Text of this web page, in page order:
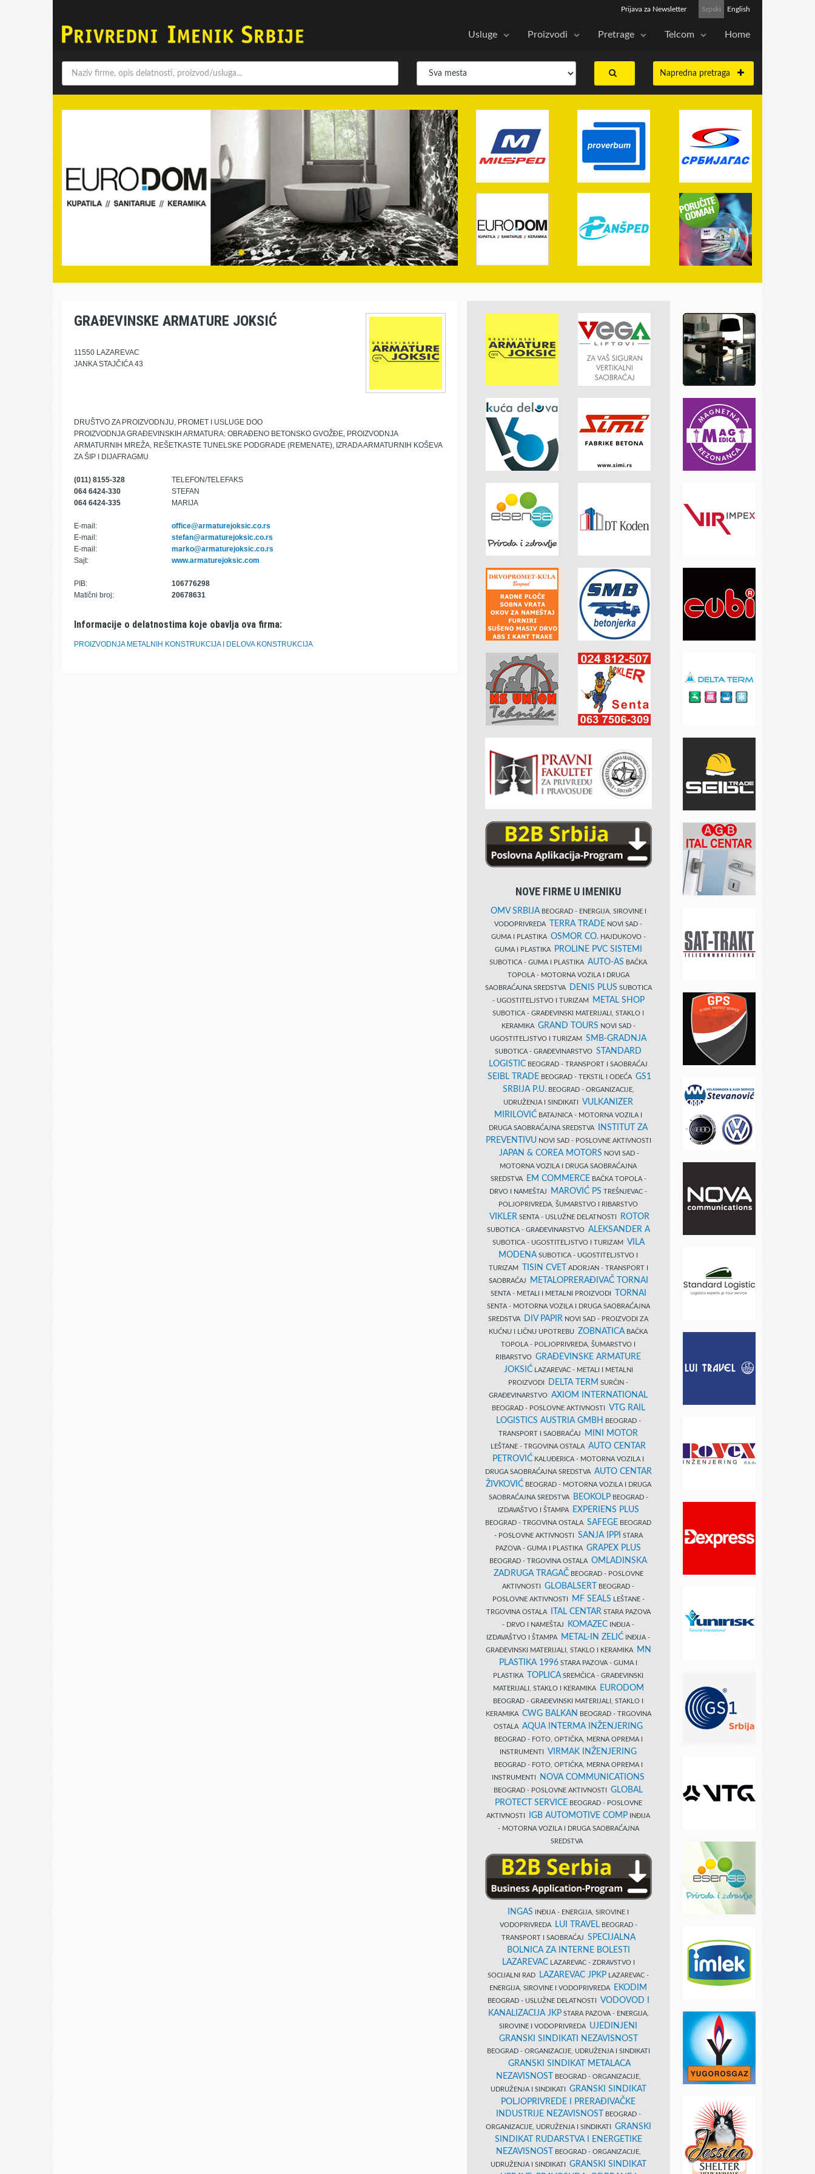
Srpski English
Prijava za Newsletter
Usluge Proizvodi Pretrage Telcom Home
Napredna pretraga
GRAĐEVINSKE ARMATURE JOKSIĆ
11550 LAZAREVAC
JANKA STAJČIĆA 43
DRUŠTVO ZA PROIZVODNJU, PROMET I USLUGE DOO
PROIZVODNJA GRAĐEVINSKIH ARMATURA: OBRAĐENO BETONSKO GVOŽĐE, PROIZVODNJA
ARMATURNIH MREŽA, REŠETKASTE TUNELSKE PODGRADE (REMENATE), IZRADA ARMATURNIH KOŠEVA
ZA ŠIP I DIJAFRAGMU
(011) 8155-328
TELEFON/TELEFAKS
064 6424-330
STEFAN
064 6424-335
MARIJA
E-mail:
office@armaturejoksic.co.rs
E-mail:
stefan@armaturejoksic.co.rs
E-mail:
marko@armaturejoksic.co.rs
Sajt:
www.armaturejoksic.com
PIB:
106776298
Matični broj:
20678631
Informacije o delatnostima koje obavlja ova firma:
PROIZVODNJA METALNIH KONSTRUKCIJA I DELOVA KONSTRUKCIJA
NOVE FIRME U IMENIKU
OMV SRBIJABEOGRAD - ENERGIJA, SIROVINE I
VODOPRIVREDA
TERRA TRADE NOVI SAD -
GUMA I PLASTIKA OSMOR CO.HAJDUKOVO -
GUMA I PLASTIKA
PROLINE PVC SISTEMI
SUBOTICA - GUMA I PLASTIKA AUTO-AS BAČKA
TOPOLA - MOTORNA VOZILA I DRUGA
SAOBRAĆAJNA SREDSTVA
DENIS PLUS SUBOTICA
- UGOSTITELJSTVO I TURIZAM
METAL SHOP
SUBOTICA - GRAĐEVINSKI MATERIJALI, STAKLO I
KERAMIKA GRAND TOURS NOVI SAD -
UGOSTITELJSTVO I TURIZAM SMB-GRADNJA
SUBOTICA - GRAĐEVINARSTVO STANDARD
LOGISTIC BEOGRAD - TRANSPORT I SAOBRAĆAJ
SEIBL TRADE BEOGRAD - TEKSTIL I ODEĆA GS1
SRBIJA P.U.BEOGRAD - ORGANIZACIJE,
UDRUŽENJA I SINDIKATI VULKANIZER
MIRILOVIĆ BATAJNICA - MOTORNA VOZILA I
DRUGA SAOBRAĆAJNA SREDSTVA
INSTITUT ZA
PREVENTIVUNOVI SAD - POSLOVNE AKTIVNOSTI
JAPAN & COREA MOTORS NOVI SAD -
MOTORNA VOZILA I DRUGA SAOBRAĆAJNA
SREDSTVA
EM COMMERCE BAČKA TOPOLA -
DRVO I NAMEŠTAJ
MAROVIĆ PS TREŠNJEVAC -
POLJOPRIVREDA, ŠUMARSTVO I RIBARSTVO
VIKLER SENTA - USLUŽNE DELATNOSTI ROTOR
SUBOTICA - GRAĐEVINARSTVO ALEKSANDER A
SUBOTICA - UGOSTITELJSTVO I TURIZAM VILA
MODENA SUBOTICA - UGOSTITELJSTVO I
TURIZAM
TISIN CVET
ADORJAN - TRANSPORT I
SAOBRAĆAJ
METALOPRERAĐIVAČ TORNAI
SENTA - METALI I METALNI PROIZVODI TORNAI
SENTA - MOTORNA VOZILA I DRUGA SAOBRAĆAJNA
SREDSTVA
DIV PAPIR NOVI SAD - PROIZVODI ZA
KUĆNU I LIČNU UPOTREBU ZOBNATICA BAČKA
TOPOLA - POLJOPRIVREDA, ŠUMARSTVO I
RIBARSTVO GRAĐEVINSKE ARMATURE
JOKSIĆLAZAREVAC - METALI I METALNI
PROIZVODI
DELTA TERM SURČIN -
GRAĐEVINARSTVO AXIOM INTERNATIONAL
BEOGRAD - POSLOVNE AKTIVNOSTI VTG RAIL
LOGISTICS AUSTRIA GMBH
BEOGRAD -
TRANSPORT I SAOBRAĆAJ
MINI MOTOR
LEŠTANE - TRGOVINA OSTALA AUTO CENTAR
PETROVIĆ KALUĐERICA - MOTORNA VOZILA I
DRUGA SAOBRAĆAJNA SREDSTVA AUTO CENTAR
ŽIVKOVIĆBEOGRAD - MOTORNA VOZILA I DRUGA
SAOBRAĆAJNA SREDSTVA
BEOKOLPBEOGRAD -
IZDAVAŠTVO I ŠTAMPA
EXPERIENS PLUS
BEOGRAD - TRGOVINA OSTALA SAFEGE BEOGRAD
- POSLOVNE AKTIVNOSTI SANJA IPPI
STARA
PAZOVA - GUMA I PLASTIKA GRAPEX PLUS
BEOGRAD - TRGOVINA OSTALA OMLADINSKA
ZADRUGA TRAGAČBEOGRAD - POSLOVNE
AKTIVNOSTI GLOBALSERT
BEOGRAD -
POSLOVNE AKTIVNOSTI
MF SEALS LEŠTANE -
TRGOVINA OSTALA
ITAL CENTAR STARA PAZOVA
- DRVO I NAMEŠTAJ
KOMAZEC INĐIJA -
IZDAVAŠTVO I ŠTAMPA
METAL-IN ZELIĆ INĐIJA -
GRAĐEVINSKI MATERIJALI, STAKLO I KERAMIKA
MN
PLASTIKA 1996 STARA PAZOVA - GUMA I
PLASTIKA
TOPLICA SREMČICA - GRAĐEVINSKI
MATERIJALI, STAKLO I KERAMIKA
EURODOM
BEOGRAD - GRAĐEVINSKI MATERIJALI, STAKLO I
KERAMIKA CWG BALKAN
BEOGRAD - TRGOVINA
OSTALA AQUA INTERMA INŽENJERING
BEOGRAD - FOTO, OPTIČKA, MERNA OPREMA I
INSTRUMENTI VIRMAK INŽENJERING
BEOGRAD - FOTO, OPTIČKA, MERNA OPREMA I
INSTRUMENTI
NOVA COMMUNICATIONS
BEOGRAD - POSLOVNE AKTIVNOSTI GLOBAL
PROTECT SERVICE BEOGRAD - POSLOVNE
AKTIVNOSTI
IGB AUTOMOTIVE COMP INĐIJA
- MOTORNA VOZILA I DRUGA SAOBRAĆAJNA
SREDSTVA
INGAS INĐIJA - ENERGIJA, SIROVINE I
VODOPRIVREDA
LUI TRAVELBEOGRAD -
TRANSPORT I SAOBRAĆAJ SPECIJALNA
BOLNICA ZA INTERNE BOLESTI
LAZAREVACLAZAREVAC - ZDRAVSTVO I
SOCIJALNI RAD
LAZAREVAC JPKP LAZAREVAC -
ENERGIJA, SIROVINE I VODOPRIVREDA
EKODIM
BEOGRAD - USLUŽNE DELATNOSTI VODOVOD I
KANALIZACIJA JKPSTARA PAZOVA - ENERGIJA,
SIROVINE I VODOPRIVREDA UJEDINJENI
GRANSKI SINDIKATI NEZAVISNOST
BEOGRAD - ORGANIZACIJE, UDRUŽENJA I SINDIKATI
GRANSKI SINDIKAT METALACA
NEZAVISNOST
BEOGRAD - ORGANIZACIJE,
UDRUŽENJA I SINDIKATI GRANSKI SINDIKAT
POLJOPRIVREDE I PRERAĐIVAČKE
INDUSTRIJE NEZAVISNOST
BEOGRAD -
ORGANIZACIJE, UDRUŽENJA I SINDIKATI GRANSKI
SINDIKAT RUDARSTVA I ENERGETIKE
NEZAVISNOST
BEOGRAD - ORGANIZACIJE,
UDRUŽENJA I SINDIKATI GRANSKI SINDIKAT